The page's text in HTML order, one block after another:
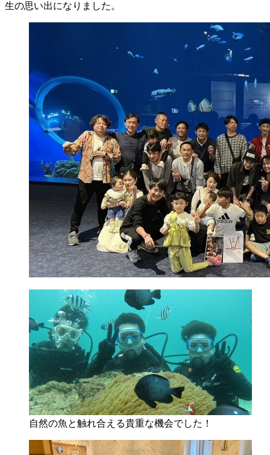
生の思い出になりました。
自然の魚と触れ合える貴重な機会でした！